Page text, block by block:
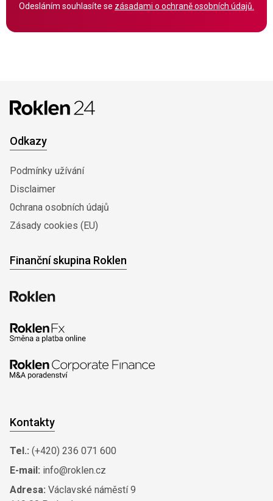
Odesláním souhlasíte se zásadami o ochraně osobních údajů.
Odkazy
Podmínky užívání
Disclaimer
0chrana osobních údajů
Zásady cookies (EU)
Finanční skupina Roklen
Kontakty
Tel.: (+420) 236 071 600
E-mail: info@roklen.cz
Adresa: Václavské náměstí 9